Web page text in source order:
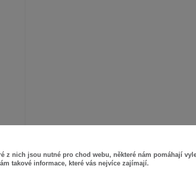
z nich jsou nutné pro chod webu, některé nám pomáhají
takové informace, které vás nejvíce zajímají.